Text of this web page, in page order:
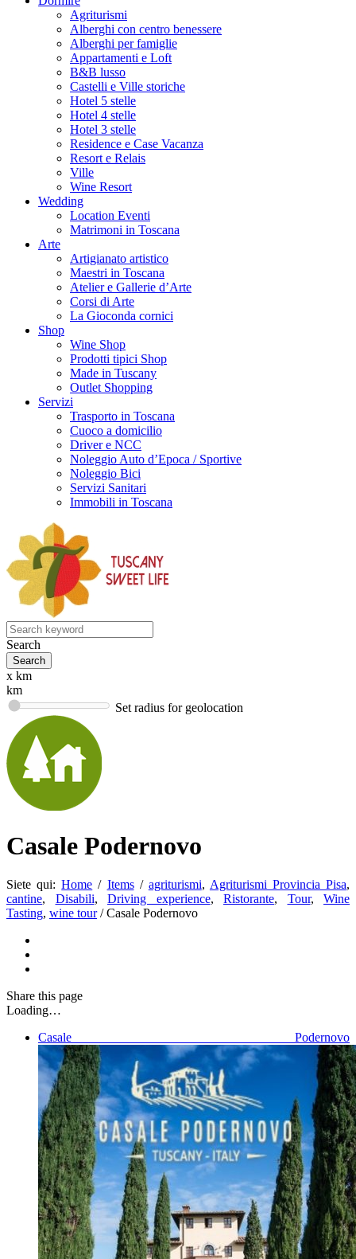
Agriturismi
Alberghi con centro benessere
Alberghi per famiglie
Appartamenti e Loft
B&B lusso
Castelli e Ville storiche
Hotel 5 stelle
Hotel 4 stelle
Hotel 3 stelle
Residence e Case Vacanza
Resort e Relais
Ville
Wine Resort
Wedding
Location Eventi
Matrimoni in Toscana
Arte
Artigianato artistico
Maestri in Toscana
Atelier e Gallerie d’Arte
Corsi di Arte
La Gioconda cornici
Shop
Wine Shop
Prodotti tipici Shop
Made in Tuscany
Outlet Shopping
Servizi
Trasporto in Toscana
Cuoco a domicilio
Driver e NCC
Noleggio Auto d’Epoca / Sportive
Noleggio Bici
Servizi Sanitari
Immobili in Toscana
Search
x km
km
Set radius for geolocation
Casale Podernovo
Siete qui: Home / Items / agriturismi, Agriturismi Provincia Pisa,
cantine, Disabili, Driving experience, Ristorante, Tour, Wine
Tasting, wine tour / Casale Podernovo
Share this page
Loading…
Casale Podernovo